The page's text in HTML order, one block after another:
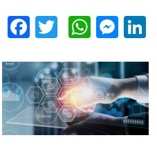
Facebook
Twitter